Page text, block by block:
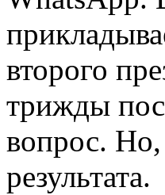
второго
трижды
вопрос. Но,
результата.